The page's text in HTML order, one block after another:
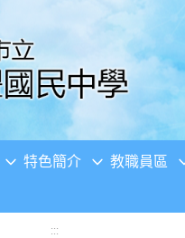
特色簡介 教職員區
:::